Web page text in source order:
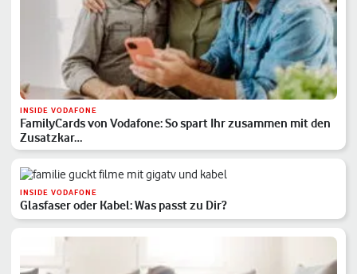
INSIDE VODAFONE
FamilyCards von Vodafone: So spart Ihr zusammen mit den
Zusatzkar…
INSIDE VODAFONE
Glasfaser oder Kabel: Was passt zu Dir?